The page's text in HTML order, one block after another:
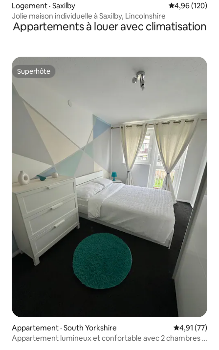
Logement · Saxilby Note
4,96 (120)
Jolie maison individuelle à Saxilby, Lincolnshire
Appartements à louer avec climatisation
Superhôte
Superhôte
Appartement · South Yorkshire Note
4,91 (77)
Appartement lumineux et confortable avec 2 chambres •